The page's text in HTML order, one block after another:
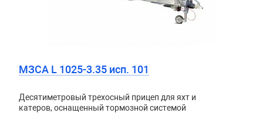
МЗСА L 1025-3.35 исп. 101
Десятиметровый трехосный прицеп для яхт и
катеров, оснащенный тормозной системой